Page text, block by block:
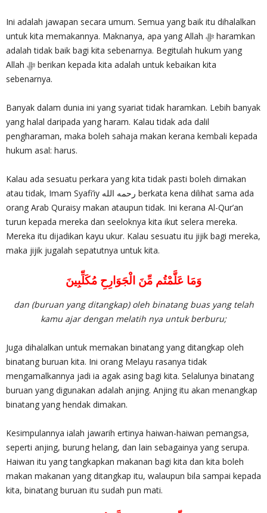
Ini adalah jawapan secara umum. Semua yang baik itu dihalalkan
untuk kita memakannya. Maknanya, apa yang Allah ‎ﷻ haramkan
adalah tidak baik bagi kita sebenarnya. Begitulah hukum yang
Allah ‎ﷻ berikan kepada kita adalah untuk kebaikan kita
sebenarnya.
Banyak dalam dunia ini yang syariat tidak haramkan. Lebih banyak
yang halal daripada yang haram. Kalau tidak ada dalil
pengharaman, maka boleh sahaja makan kerana kembali kepada
hukum asal: harus.
Kalau ada sesuatu perkara yang kita tidak pasti boleh dimakan
atau tidak, Imam Syafi’iy رحمه الله berkata kena dilihat sama ada
orang Arab Quraisy makan ataupun tidak. Ini kerana Al-Qur’an
turun kepada mereka dan seeloknya kita ikut selera mereka.
Mereka itu dijadikan kayu ukur. Kalau sesuatu itu jijik bagi mereka,
maka jijik jugalah sepatutnya untuk kita.
وَمَا عَلَّمْتُم مِّنَ الْجَوَارِحِ مُكَلِّبِينَ
dan (buruan yang ditangkap) oleh binatang buas yang telah
kamu ajar dengan melatih nya untuk berburu;
Juga dihalalkan untuk memakan binatang yang ditangkap oleh
binatang buruan kita. Ini orang Melayu rasanya tidak
mengamalkannya jadi ia agak asing bagi kita. Selalunya binatang
buruan yang digunakan adalah anjing. Anjing itu akan menangkap
binatang yang hendak dimakan.
Kesimpulannya ialah jawarih ertinya haiwan-haiwan pemangsa,
seperti anjing, burung helang, dan lain sebagainya yang serupa.
Haiwan itu yang tangkapkan makanan bagi kita dan kita boleh
makan makanan yang ditangkap itu, walaupun bila sampai kepada
kita, binatang buruan itu sudah pun mati.